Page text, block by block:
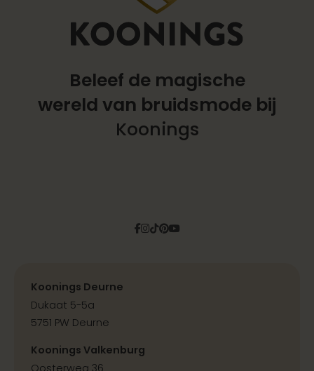
Beleef de magische
wereld van bruidsmode bij
Koonings
Facebook
Instagram
Tiktok
Pinterest
YouTube
Koonings Deurne
Dukaat 5-5a
5751 PW Deurne
Koonings Valkenburg
Oosterweg 36